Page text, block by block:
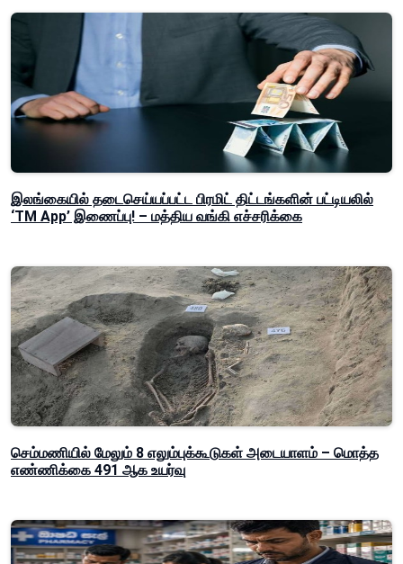
இலங்கையில் தடைசெய்யப்பட்ட பிரமிட் திட்டங்களின் பட்டியலில்
‘TM App’ இணைப்பு! – மத்திய வங்கி எச்சரிக்கை
செம்மணியில் மேலும் 8 எலும்புக்கூடுகள் அடையாளம் – மொத்த
எண்ணிக்கை 491 ஆக உயர்வு